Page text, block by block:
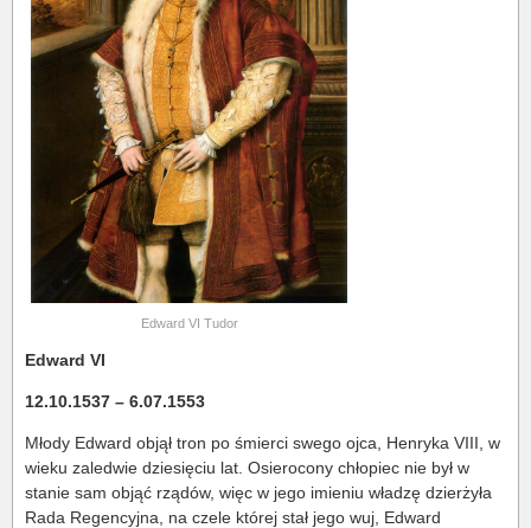
Edward VI Tudor
Edward VI
12.10.1537 – 6.07.1553
Młody Edward objął tron po śmierci swego ojca, Henryka VIII, w
wieku zaledwie dziesięciu lat. Osierocony chłopiec nie był w
stanie sam objąć rządów, więc w jego imieniu władzę dzierżyła
Rada Regencyjna, na czele której stał jego wuj, Edward